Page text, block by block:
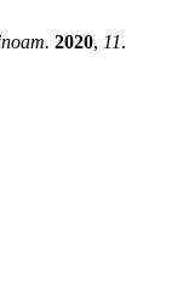
2020, 11.